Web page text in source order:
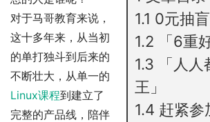
1.1 0元抽
1.2
「6重
1.3
「人
王」
1.4 赶紧参
对于马哥教育来说，
这十多年来，从当初
的单打独斗到后来的
不断壮大，从单一的
Linux课程到建立了
完整的产品线，陪伴